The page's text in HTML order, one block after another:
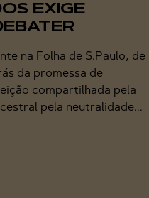
EXIGE
na Folha de S.Paulo, de
da promessa de
compartilhada pela
pela neutralidade...